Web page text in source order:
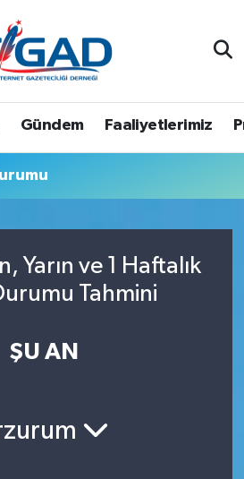
Gündem Faaliyetlerimiz
Yarın ve 1 Haftalık
Tahmini
ŞU AN